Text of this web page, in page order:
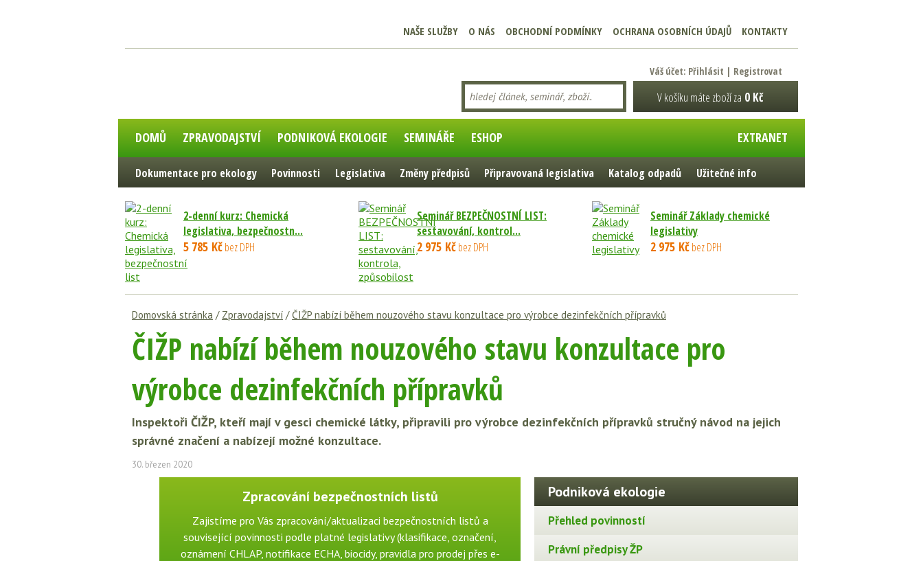
NAŠE SLUŽBY O NÁS OBCHODNÍ PODMÍNKY OCHRANA OSOBNÍCH ÚDAJŮ KONTAKTY
Váš účet: Přihlásit | Registrovat
V košíku máte zboží za 0 Kč
DOMŮ ZPRAVODAJSTVÍ PODNIKOVÁ EKOLOGIE SEMINÁŘE ESHOP EXTRANET
Dokumentace pro ekology Povinnosti Legislativa Změny předpisů Připravovaná legislativa Katalog odpadů Užitečné info
2-denní kurz: Chemická
legislativa, bezpečnostn...
5 785 Kčbez DPH
Seminář BEZPEČNOSTNÍ LIST:
sestavování, kontrol...
2 975 Kčbez DPH
Seminář Základy chemické
legislativy
2 975 Kčbez DPH
Domovská stránka / Zpravodajství /ČIŽP nabízí během nouzového stavu konzultace pro výrobce dezinfekčních přípravků
ČIŽP nabízí během nouzového stavu konzultace pro
výrobce dezinfekčních přípravků
Inspektoři ČIŽP, kteří mají v gesci chemické látky, připravili pro výrobce dezinfekčních přípravků stručný návod na jejich
správné značení a nabízejí možné konzultace.
30. březen 2020
Zpracování bezpečnostních listů
Zajistíme pro Vás zpracování/aktualizaci bezpečnostních listů a
související povinnosti podle platné legislativy (klasifikace, označení,
oznámení CHLAP, notifikace ECHA, biocidy, pravidla pro prodej přes e-
Podniková ekologie
Přehled povinností
Právní předpisy ŽP